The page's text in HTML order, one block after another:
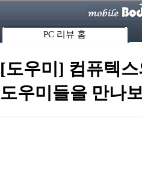
PC 리뷰 홈
[도우미] 컴퓨텍스
도우미들을 만나